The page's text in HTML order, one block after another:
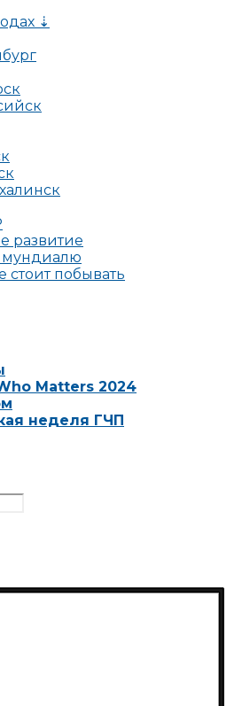
⇣
развитие
мундиалю
стоит побывать
Matters 2024
неделя ГЧП